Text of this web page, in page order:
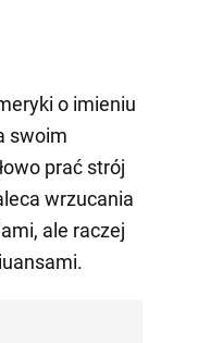
o imieniu
swoim
prać strój
wrzucania
ale raczej